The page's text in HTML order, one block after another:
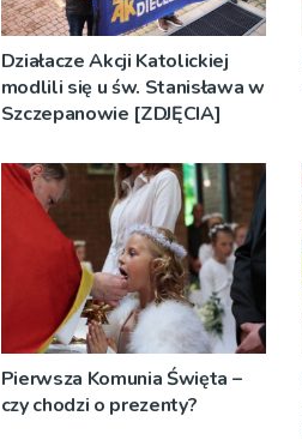
Działacze Akcji Katolickiej
modlili się u św. Stanisława w
Szczepanowie [ZDJĘCIA]
Pierwsza Komunia Święta –
czy chodzi o prezenty?